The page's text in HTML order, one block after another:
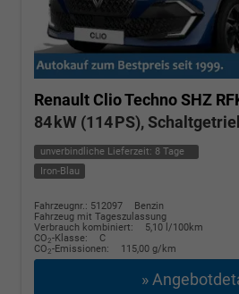
Renault ClioTechno SHZ
84 kW (114 PS),
unverbindliche Lieferzeit: 8 Tage
Iron-Blau
Fahrzeugnr.: 512097
Benzin
Fahrzeug mit Tageszulassung
Verbrauch kombiniert:
5,10 l/100km
CO2-Klasse:
C
CO2-Emissionen: 115,00 g/km
»